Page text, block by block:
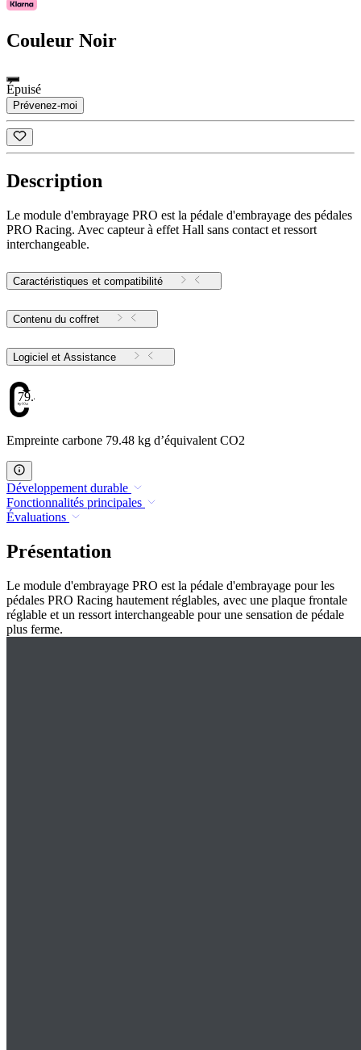
Couleur Noir
Épuisé
Prévenez-moi
Description
Le module d'embrayage PRO est la pédale d'embrayage des pédales
PRO Racing. Avec capteur à effet Hall sans contact et ressort
interchangeable.
Caractéristiques et compatibilité
Contenu du coffret
Logiciel et Assistance
79.48
Empreinte carbone 79.48 kg d’équivalent CO2
Développement durable
Fonctionnalités principales
Évaluations
Présentation
Le module d'embrayage PRO est la pédale d'embrayage pour les
pédales PRO Racing hautement réglables, avec une plaque frontale
réglable et un ressort interchangeable pour une sensation de pédale
plus ferme.